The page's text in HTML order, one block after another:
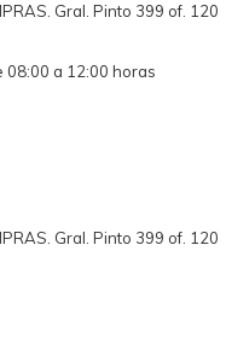
Gral. Pinto 399 of. 120
08:00 a 12:00 horas
Gral. Pinto 399 of. 120